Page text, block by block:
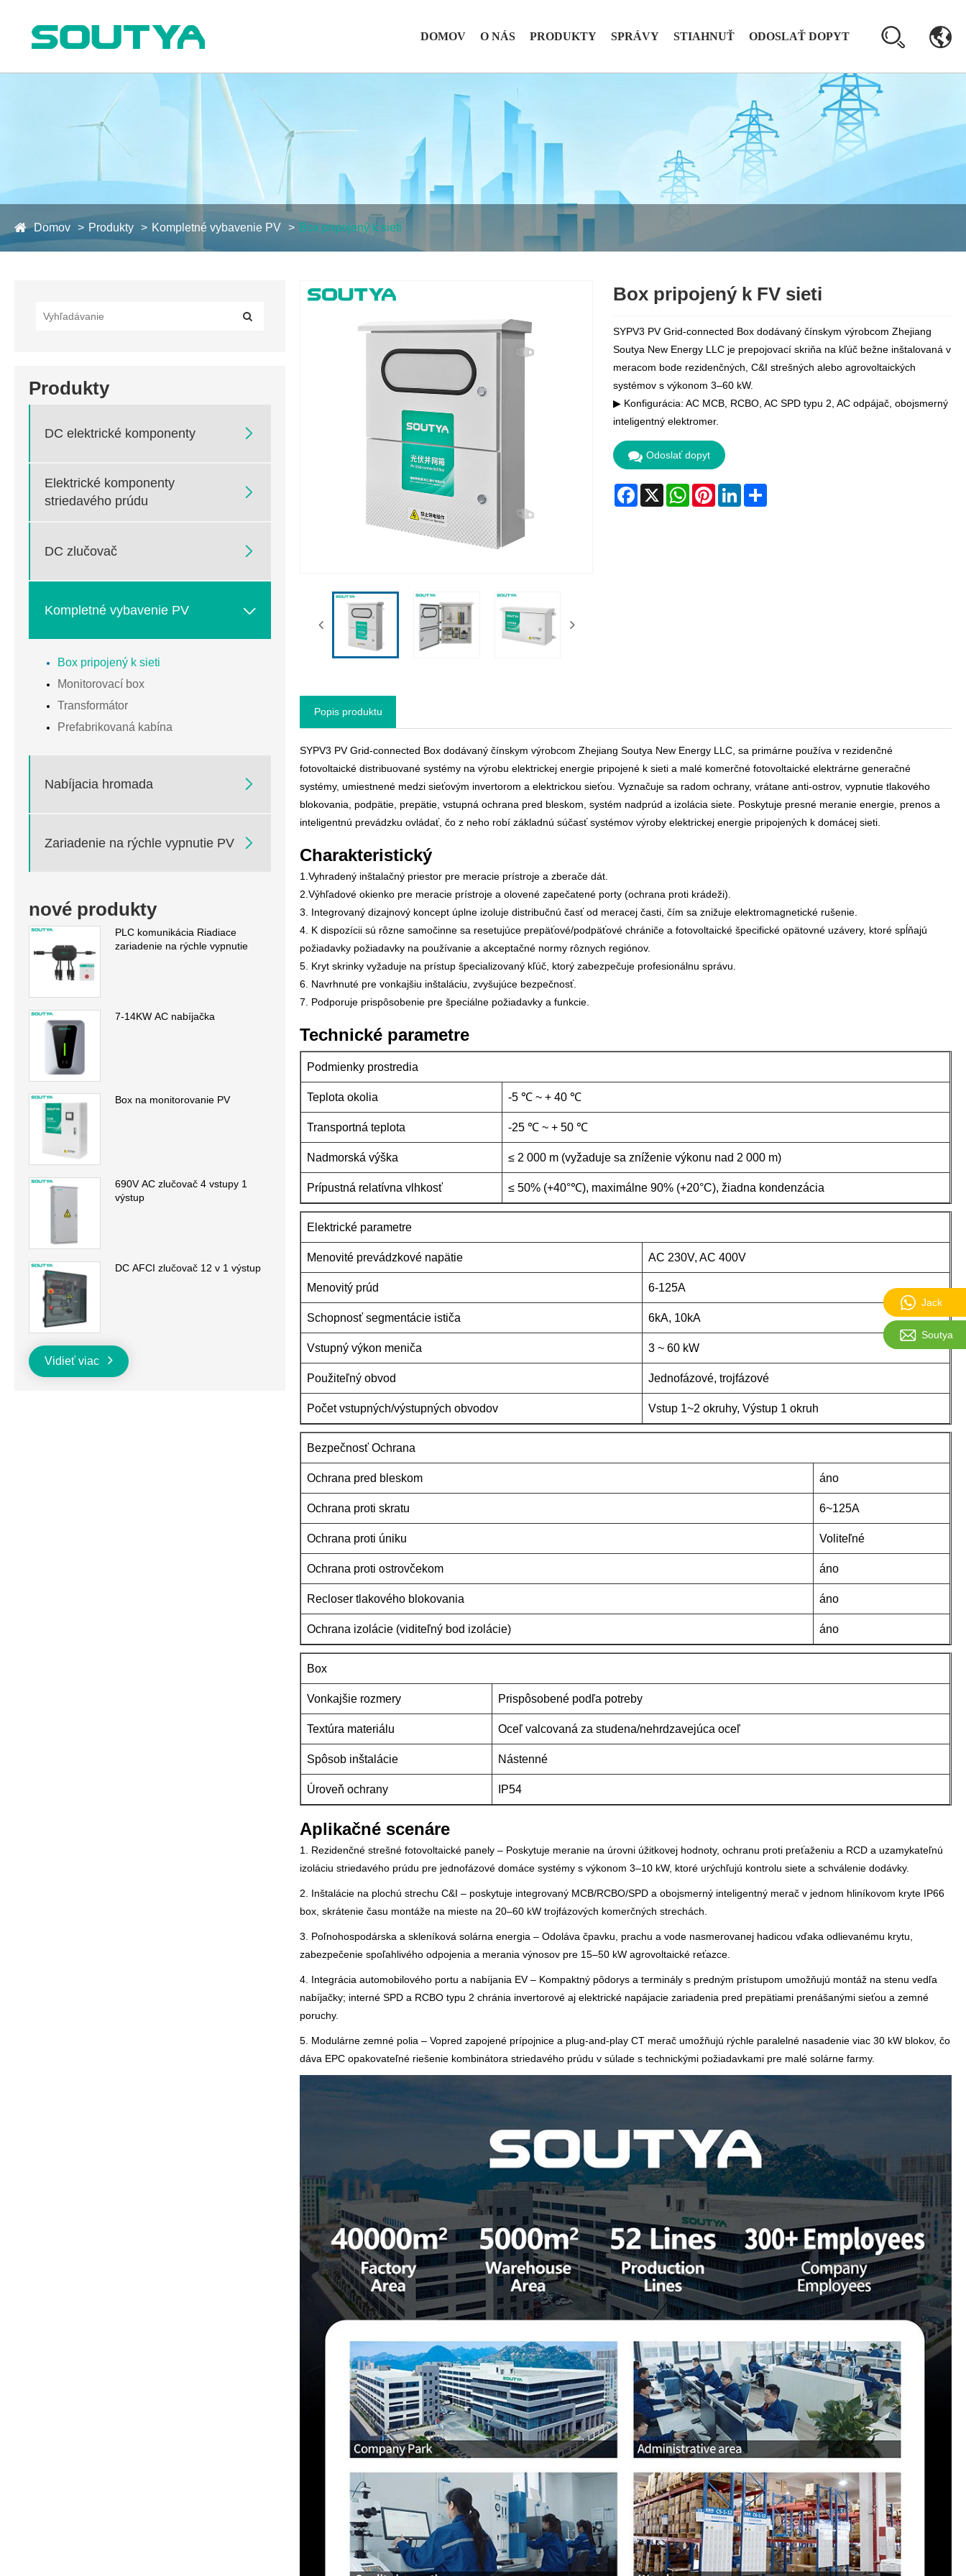
DOMOV O NÁS PRODUKTY SPRÁVY STIAHNUŤ ODOSLAŤ DOPYT
Domov Produkty Kompletné vybavenie PV Box pripojený k sieti
Produkty
DC elektrické komponenty 
Elektrické komponenty
striedavého prúdu

DC zlučovač 
Kompletné vybavenie PV 
Box pripojený k sieti
Monitorovací box
Transformátor
Prefabrikovaná kabína
Nabíjacia hromada 
Zariadenie na rýchle vypnutie PV 
nové produkty
PLC komunikácia Riadiace
zariadenie na rýchle vypnutie
7-14KW AC nabíjačka
Box na monitorovanie PV
690V AC zlučovač 4 vstupy 1
výstup
DC AFCI zlučovač 12 v 1 výstup
Vidieť viac
Box pripojený k FV sieti
SYPV3 PV Grid-connected Box dodávaný čínskym výrobcom Zhejiang
Soutya New Energy LLC je prepojovací skriňa na kľúč bežne inštalovaná v
meracom bode rezidenčných, C&I strešných alebo agrovoltaických
systémov s výkonom 3–60 kW.
▶ Konfigurácia: AC MCB, RCBO, AC SPD typu 2, AC odpájač, obojsmerný
inteligentný elektromer.
Odoslať dopyt
Facebook
X WhatsAppPinterestLinkedInShare
Popis produktu
SYPV3 PV Grid-connected Box dodávaný čínskym výrobcom Zhejiang Soutya New Energy LLC, sa primárne používa v rezidenčné
fotovoltaické distribuované systémy na výrobu elektrickej energie pripojené k sieti a malé komerčné fotovoltaické elektrárne generačné
systémy, umiestnené medzi sieťovým invertorom a elektrickou sieťou. Vyznačuje sa radom ochrany, vrátane anti-ostrov, vypnutie tlakového
blokovania, podpätie, prepätie, vstupná ochrana pred bleskom, systém nadprúd a izolácia siete. Poskytuje presné meranie energie, prenos a
inteligentnú prevádzku ovládať, čo z neho robí základnú súčasť systémov výroby elektrickej energie pripojených k domácej sieti.
Charakteristický
1.Vyhradený inštalačný priestor pre meracie prístroje a zberače dát.
2.Výhľadové okienko pre meracie prístroje a olovené zapečatené porty (ochrana proti krádeži).
3. Integrovaný dizajnový koncept úplne izoluje distribučnú časť od meracej časti, čím sa znižuje elektromagnetické rušenie.
4. K dispozícii sú rôzne samočinne sa resetujúce prepäťové/podpäťové chrániče a fotovoltaické špecifické opätovné uzávery, ktoré spĺňajú
požiadavky požiadavky na používanie a akceptačné normy rôznych regiónov.
5. Kryt skrinky vyžaduje na prístup špecializovaný kľúč, ktorý zabezpečuje profesionálnu správu.
6. Navrhnuté pre vonkajšiu inštaláciu, zvyšujúce bezpečnosť.
7. Podporuje prispôsobenie pre špeciálne požiadavky a funkcie.
Technické parametre
Podmienky prostredia
Teplota okolia -5 ℃ ~ + 40 ℃
Transportná teplota -25 ℃ ~ + 50 ℃
Nadmorská výška ≤ 2 000 m (vyžaduje sa zníženie výkonu nad 2 000 m)
Prípustná relatívna vlhkosť ≤ 50% (+40°℃), maximálne 90% (+20°C), žiadna kondenzácia
Elektrické parametre
Menovité prevádzkové napätie AC 230V, AC 400V
Menovitý prúd 6-125A
Schopnosť segmentácie ističa 6kA, 10kA
Vstupný výkon meniča 3 ~ 60 kW
Použiteľný obvod Jednofázové, trojfázové
Počet vstupných/výstupných obvodov Vstup 1~2 okruhy, Výstup 1 okruh
Bezpečnosť Ochrana
Ochrana pred bleskom áno
Ochrana proti skratu 6~125A
Ochrana proti úniku Voliteľné
Ochrana proti ostrovčekom áno
Recloser tlakového blokovania áno
Ochrana izolácie (viditeľný bod izolácie) áno
Box
Vonkajšie rozmery Prispôsobené podľa potreby
Textúra materiálu Oceľ valcovaná za studena/nehrdzavejúca oceľ
Spôsob inštalácie Nástenné
Úroveň ochrany IP54
Aplikačné scenáre
1. Rezidenčné strešné fotovoltaické panely – Poskytuje meranie na úrovni úžitkovej hodnoty, ochranu proti preťaženiu a RCD a uzamykateľnú
izoláciu striedavého prúdu pre jednofázové domáce systémy s výkonom 3–10 kW, ktoré urýchľujú kontrolu siete a schválenie dodávky.
2. Inštalácie na plochú strechu C&I – poskytuje integrovaný MCB/RCBO/SPD a obojsmerný inteligentný merač v jednom hliníkovom kryte IP66
box, skrátenie času montáže na mieste na 20–60 kW trojfázových komerčných strechách.
3. Poľnohospodárska a skleníková solárna energia – Odoláva čpavku, prachu a vode nasmerovanej hadicou vďaka odlievanému krytu,
zabezpečenie spoľahlivého odpojenia a merania výnosov pre 15–50 kW agrovoltaické reťazce.
4. Integrácia automobilového portu a nabíjania EV – Kompaktný pôdorys a terminály s predným prístupom umožňujú montáž na stenu vedľa
nabíjačky; interné SPD a RCBO typu 2 chránia invertorové aj elektrické napájacie zariadenia pred prepätiami prenášanými sieťou a zemné
poruchy.
5. Modulárne zemné polia – Vopred zapojené prípojnice a plug-and-play CT merač umožňujú rýchle paralelné nasadenie viac 30 kW blokov, čo
dáva EPC opakovateľné riešenie kombinátora striedavého prúdu v súlade s technickými požiadavkami pre malé solárne farmy.
Jack
Soutya